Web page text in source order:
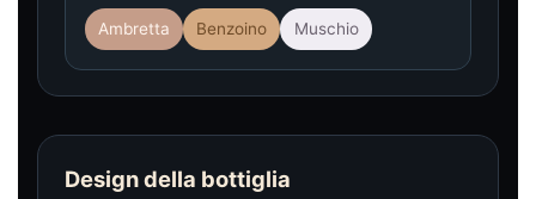
Ambretta Benzoino Muschio
Design della bottiglia